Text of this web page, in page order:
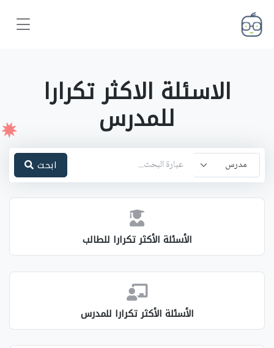
الاسئلة الاكثر تكرارا
للمدرس
مدرس ابحث
الأسئلة الأكثر تكرارا للطالب
الأسئلة الأكثر تكرارا للمدرس